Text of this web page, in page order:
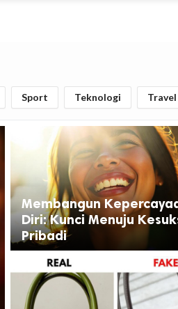
Sport Teknologi Travel
Membangun
Diri: Kunci Menuju
Pribadi